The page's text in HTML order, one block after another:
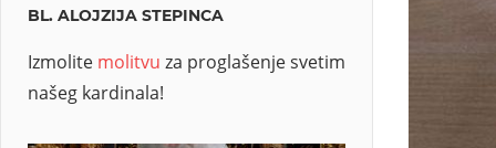
BL. ALOJZIJA STEPINCA
Izmolite molitvu za proglašenje svetim
našeg kardinala!